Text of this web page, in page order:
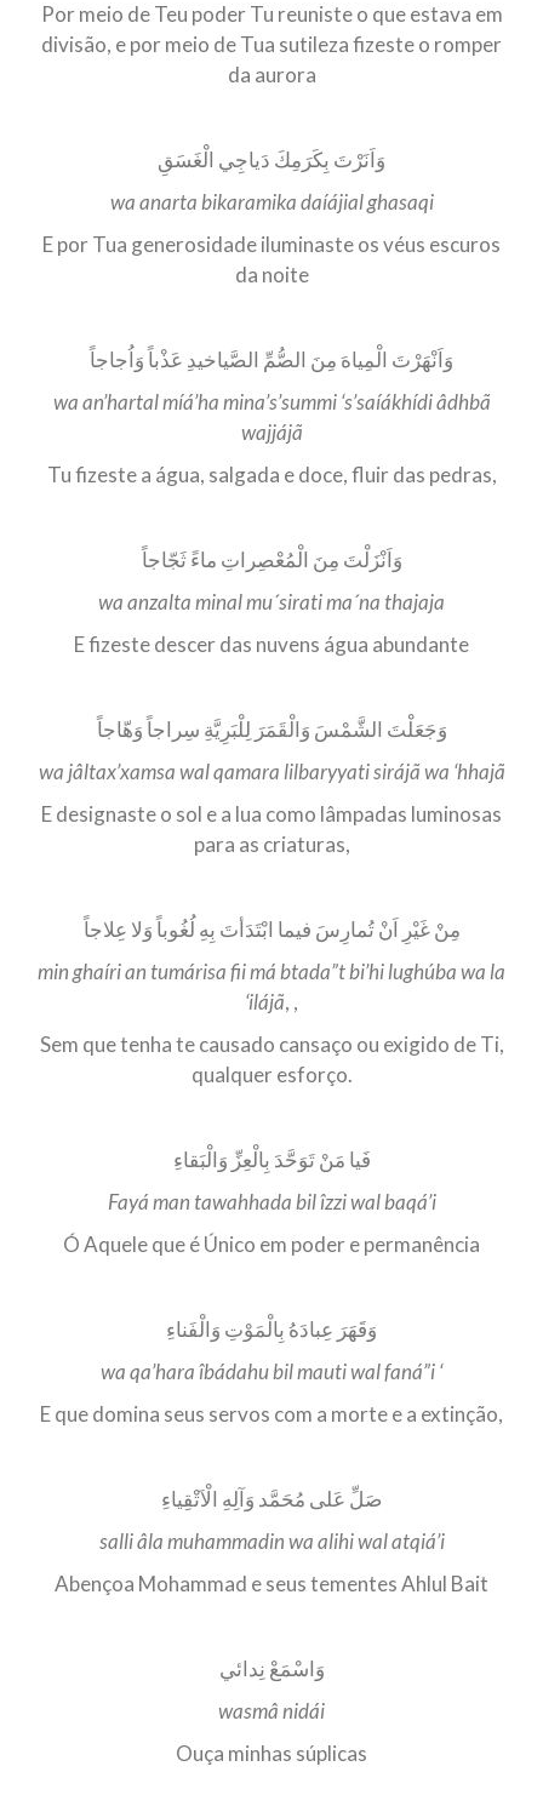
Por meio de Teu poder Tu reuniste o que estava em
divisão, e por meio de Tua sutileza fizeste o romper
da aurora
وَاَنَرْتَ بِكَرَمِكَ دَياجِي الْغَسَقِ
wa anarta bikaramika daíájial ghasaqi
E por Tua generosidade iluminaste os véus escuros
da noite
وَاَنْهَرْتَ الْمِياهَ مِنَ الصُّمِّ الصَّياخيدِ عَذْباً وَاُجاجاً
wa an’hartal míá’ha mina’s’summi ‘s’saíákhídi âdhbã
wajjájã
Tu fizeste a água, salgada e doce, fluir das pedras,
وَاَنْزَلْتَ مِنَ الْمُعْصِراتِ ماءً ثَجّاجاً
wa anzalta minal mu´sirati ma´na thajaja
E fizeste descer das nuvens água abundante
وَجَعَلْتَ الشَّمْسَ وَالْقَمَرَ لِلْبَرِيَّةِ سِراجاً وَهّاجاً
wa jâltax’xamsa wal qamara lilbaryyati sirájã wa ‘hhajã
E designaste o sol e a lua como lâmpadas luminosas
para as criaturas,
مِنْ غَيْرِ اَنْ تُمارِسَ فيما ابْتَدَأتَ بِهِ لُغُوباً وَلا عِلاجاً
min ghaíri an tumárisa fii má btada”t bi’hi lughúba wa la
‘ilájã, ,
Sem que tenha te causado cansaço ou exigido de Ti,
qualquer esforço.
فَيا مَنْ تَوَحَّدَ بِالْعِزِّ وَالْبَقاءِ
Fayá man tawahhada bil îzzi wal baqá’i
Ó Aquele que é Único em poder e permanência
وَقَهَرَ عِبادَهُ بِالْمَوْتِ وَالْفَناءِ
wa qa’hara îbádahu bil mauti wal faná”i ‘
E que domina seus servos com a morte e a extinção,
صَلِّ عَلى مُحَمَّد وَآلِهِ الْاَتْقِياءِ
salli âla muhammadin wa alihi wal atqiá’i
Abençoa Mohammad e seus tementes Ahlul Bait
وَاسْمَعْ نِدائي
wasmâ nidái
Ouça minhas súplicas